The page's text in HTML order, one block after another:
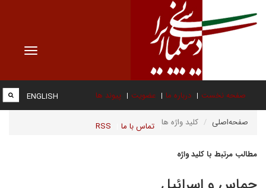
Toggle
صفحه نخست درباره ما عضویت پیوند ها
تماس با ما RSS
ENGLISH
صفحه‌اصلی کلید واژه ها
مطالب مرتبط با کلید واژه